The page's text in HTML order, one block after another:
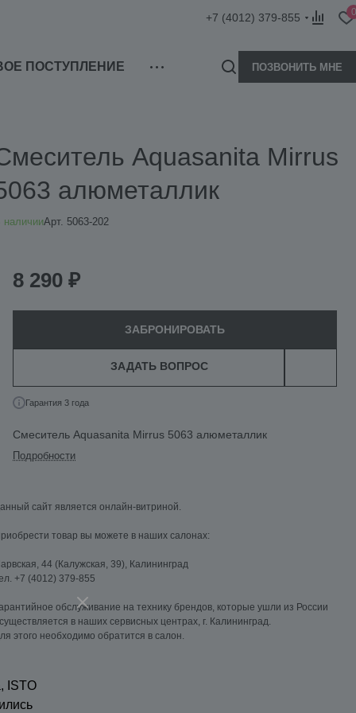
+7 (4012) 379-855 0
ПОСТУПЛЕНИЕ ПОЗВОНИТЬ МНЕ
Aquasanita Mirrus
алюметаллик
наличииАрт. 5063-202
8 290 ₽
ЗАБРОНИРОВАТЬ
ЗАДАТЬ ВОПРОС
Гарантия 3 года
Смеситель Aquasanita Mirrus 5063 алюметаллик
Подробности
сайт является онлайн-витриной.
товар вы можете в наших салонах:
44 (Калужская, 39), Калининград
+7 (4012) 379-855
обслуживание на технику брендов, которые ушли из России
в наших сервисных центрах, г. Калининград.
этого необходимо обратится в салон.
ISTO